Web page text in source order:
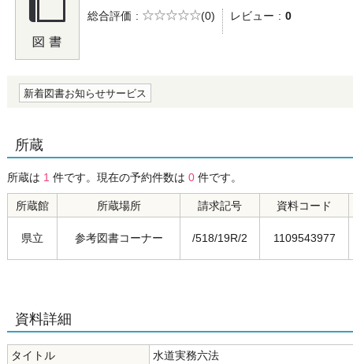
総合評価
5段階評価
(0) レビュー 0
新着図書お知らせサービス
所蔵
所蔵は 1 件です。現在の予約件数は 0 件です。
所蔵館 所蔵場所 請求記号 資料コード
県立 参考図書コーナー /518/19R/2 1109543977
資料詳細
タイトル
水道実務六法